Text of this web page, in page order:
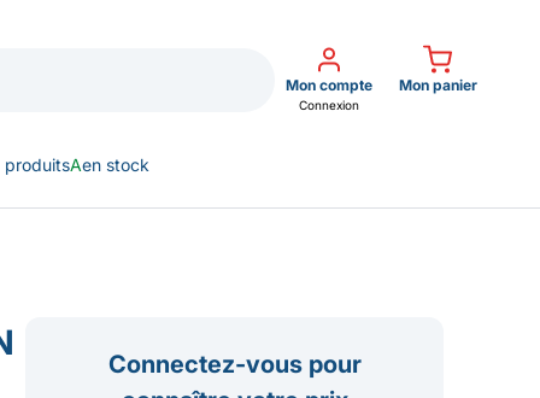
Mon compte
Connexion
Mon panier
produitsAen stock
Connectez-vous pour